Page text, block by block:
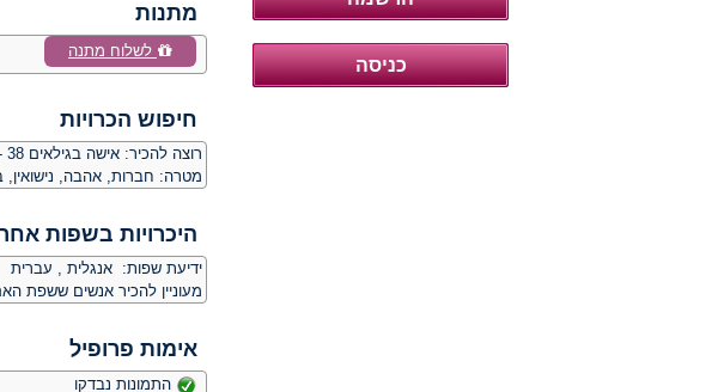
מתנות
לשלוח מתנה
חיפוש הכרויות
רוצה להכיר: אישה בגילאים 38 - 46 שנים באזור לוד, ישראל
מטרה: חברות, אהבה, נישואין,
היכרויות בשפות
ידיעת שפות: אנגלית , עברית
מעוניין להכיר אנשים ששפת
אימות פרופיל
התמונות נבדקו